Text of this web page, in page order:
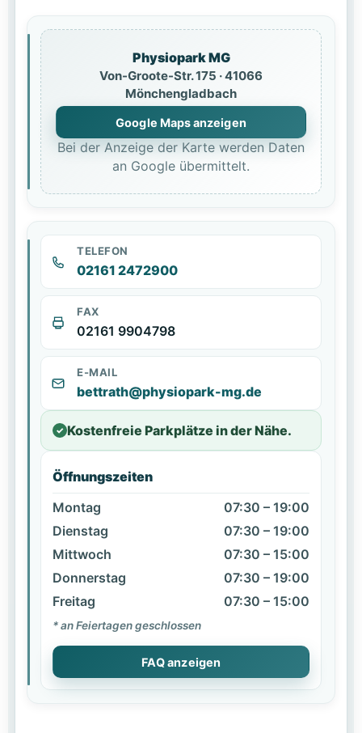
Physiopark MG
Von-Groote-Str. 175 · 41066
Mönchengladbach
Google Maps anzeigen
Bei der Anzeige der Karte werden Daten
an Google übermittelt.
TELEFON
02161 2472900
FAX
02161 9904798
E-MAIL
bettrath@physiopark-mg.de
✓ Kostenfreie Parkplätze in der Nähe.
Öffnungszeiten
Montag
07:30 – 19:00
Dienstag
07:30 – 19:00
Mittwoch
07:30 – 15:00
Donnerstag
07:30 – 19:00
Freitag
07:30 – 15:00
* an Feiertagen geschlossen
FAQ anzeigen